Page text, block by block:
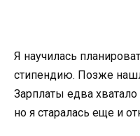
Я научилась
стипендию. Позже
Зарплаты едва
но я старалась еще и